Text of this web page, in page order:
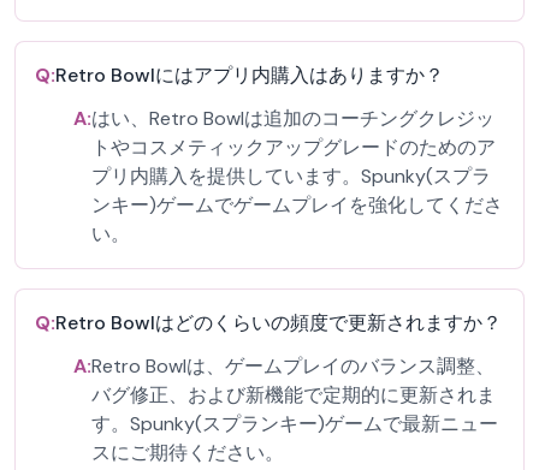
Q:Retro Bowlにはアプリ内購入はありますか？
A:はい、Retro Bowlは追加のコーチングクレジッ
トやコスメティックアップグレードのためのア
プリ内購入を提供しています。Spunky(スプラ
ンキー)ゲームでゲームプレイを強化してくださ
い。
Q:Retro Bowlはどのくらいの頻度で更新されますか？
A:Retro Bowlは、ゲームプレイのバランス調整、
バグ修正、および新機能で定期的に更新されま
す。Spunky(スプランキー)ゲームで最新ニュー
スにご期待ください。